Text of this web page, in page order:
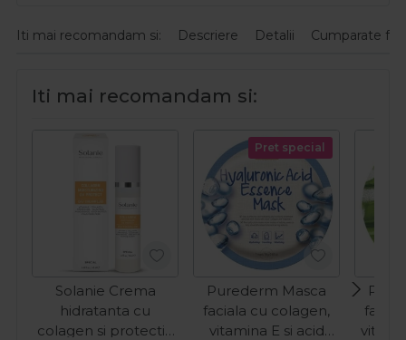
Iti mai recomandam si: Descriere Detalii Cumparate
Iti mai recomandam si:
Solanie Crema
hidratanta cu
colagen si protectie
Pret special
Purederm Masca
faciala cu colagen,
vitamina E si acid